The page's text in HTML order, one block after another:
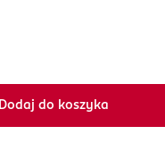
Dodaj do koszyka